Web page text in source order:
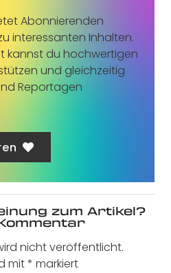
Abonnierenden
interessanten Inhalten.
kannst du hochwertigen
und gleichzeitig
Reportagen
zum Artikel?
nicht veröffentlicht.
mit* markiert